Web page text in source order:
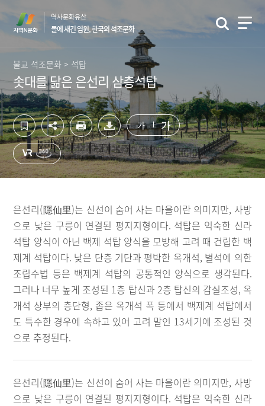
텐
츠
영
바
로
가
기
단
영
역
로
가
기
역사문화유산
돌에 새긴 염원, 한국의 석조문화
불교 석조문화 > 석탑
솟대를 닮은 은선리 삼층석탑
가 가
은선리(隱仙里)는 신선이 숨어 사는 마을이란 의미지만, 사방
으로 낮은 구릉이 연결된 평지지형이다. 석탑은 익숙한 신라
석탑 양식이 아닌 백제 석탑 양식을 모방해 고려 때 건립한 백
제계 석탑이다. 낮은 단층 기단과 평박한 옥개석, 별석에 의한
조립수법 등은 백제계 석탑의 공통적인 양식으로 생각된다.
그러나 너무 높게 조성된 1층 탑신과 2층 탑신의 감실조성, 옥
개석 상부의 층단형, 좁은 옥개석 폭 등에서 백제계 석탑에서
도 특수한 경우에 속하고 있어 고려 말인 13세기에 조성된 것
으로 추정된다.
은선리(隱仙里)는 신선이 숨어 사는 마을이란 의미지만, 사방
으로 낮은 구릉이 연결된 평지지형이다. 석탑은 익숙한 신라